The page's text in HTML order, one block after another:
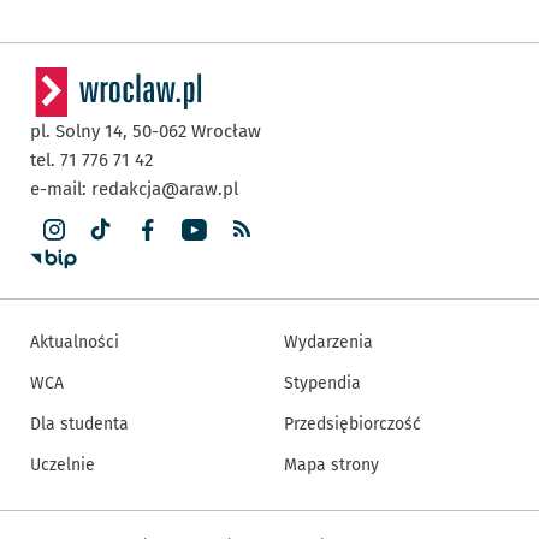
pl. Solny 14, 50-062 Wrocław
tel. 71 776 71 42
e-mail: redakcja@araw.pl
Aktualności
WCA
Dla studenta
Uczelnie
Wydarzenia
Stypendia
Przedsiębiorczość
Mapa strony
Inne informacje